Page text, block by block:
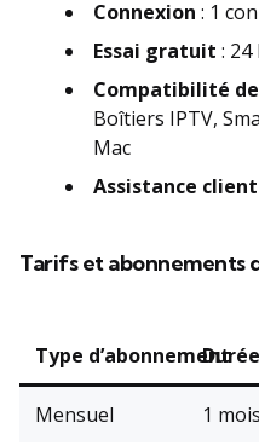
Connexion : 1
Essai gratuit :
Compatibilité
Boîtiers IPTV,
Mac
Assistance
Tarifs et abonnements
Type d’abonnementDurée
Mensuel 1 mois